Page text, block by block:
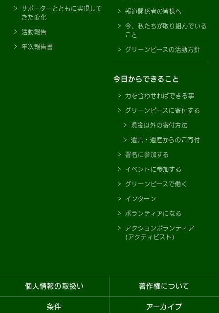
サポーターとともに実現して
きた変化
活動報告
年次報告書
報道関係者の皆様へ
今、私たちが取り組んでいる
こと
グリーンピースの活動方針
今日からできること
力を合わせればできる事
グリーンピースに寄付する
現金以外の寄付方法
遺言・遺産からのご寄付
署名に参加する
イベントに参加する
グリーンピースで働く
インターン
ボランティアになる
アクションボランティア
(アクティビスト)
個人情報の取扱い 著作権について
条件 アーカイブ